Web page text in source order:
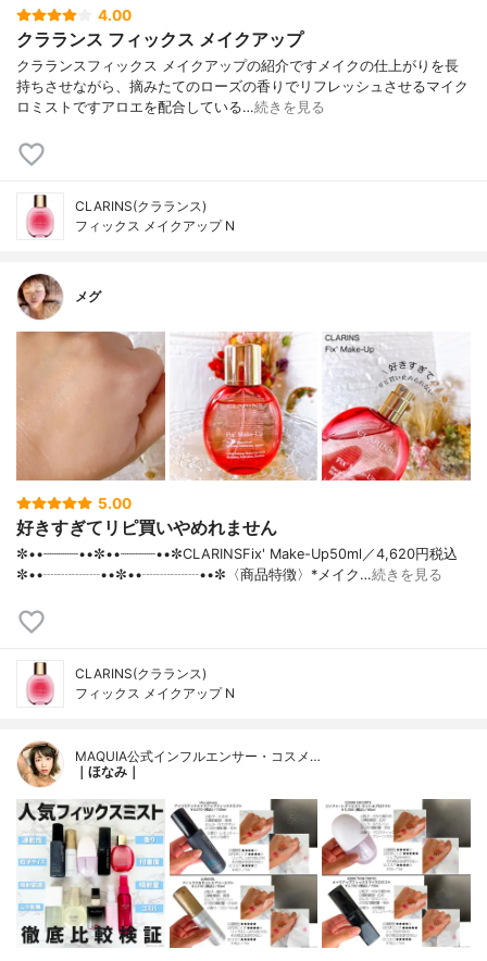
4.00
クラランス フィックス メイクアップ
クラランスフィックス メイクアップの紹介ですメイクの仕上がりを長
持ちさせながら、摘みたてのローズの香りでリフレッシュさせるマイク
ロミストですアロエを配合している…続きを見る
CLARINS(クラランス)
フィックス メイクアップ N
メグ
5.00
好きすぎてリピ買いやめれません
✼••┈┈┈┈••✼••┈┈┈┈••✼CLARINSFix' Make-Up50ml／4,620円税込
✼••┈┈┈┈••✼••┈┈┈┈••✼〈商品特徴〉*メイク…続きを見る
CLARINS(クラランス)
フィックス メイクアップ N
MAQUIA公式インフルエンサー・コスメ…
｜ほなみ｜